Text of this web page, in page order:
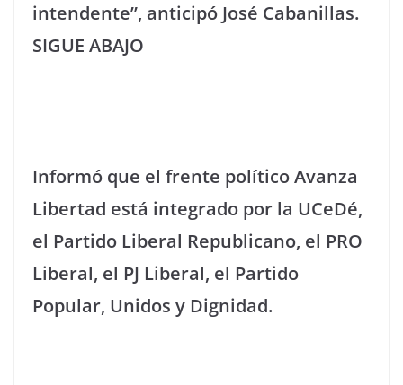
intendente”, anticipó José Cabanillas.
SIGUE ABAJO
Informó que el frente político Avanza
Libertad está integrado por la UCeDé,
el Partido Liberal Republicano, el PRO
Liberal, el PJ Liberal, el Partido
Popular, Unidos y Dignidad.